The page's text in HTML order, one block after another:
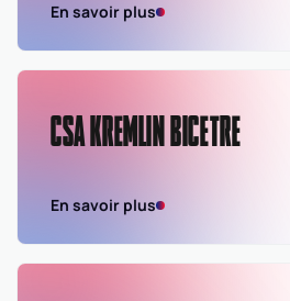
En savoir plus
CSA KREMLIN BICETRE
En savoir plus